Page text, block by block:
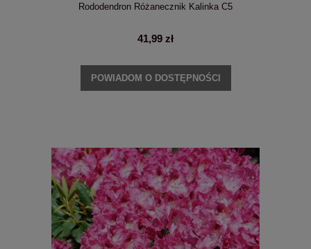
Rododendron Różanecznik Kalinka C5
41,99 zł
POWIADOM O DOSTĘPNOŚCI